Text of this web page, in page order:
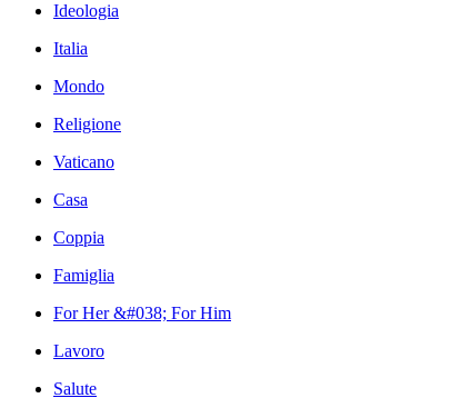
Ideologia
Italia
Mondo
Religione
Vaticano
Casa
Coppia
Famiglia
For Her &#038; For Him
Lavoro
Salute